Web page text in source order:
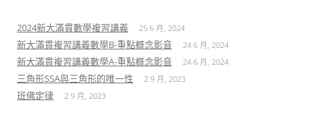
2024新大滿貫數學複習講義 25 6 月, 2024
新大滿貫複習講義數學B-重點概念影音 24 6 月, 2024
新大滿貫複習講義數學A-重點概念影音 24 6 月, 2024
三角形SSA與三角形的唯一性 2 9 月, 2023
班佛定律 2 9 月, 2023